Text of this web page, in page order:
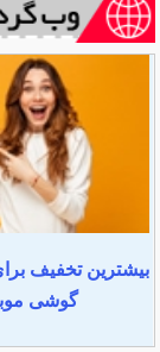
بیشترین تخفیف
گوشی